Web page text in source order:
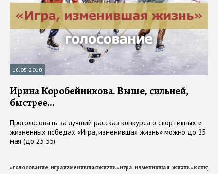
18.05.2018
Ирина Коробейникова. Выше, сильней,
быстрее…
Проголосовать за лучший рассказ конкурса о спортивных и
жизненных победах «Игра, изменившая жизнь» можно до 25
мая (до 23:55)
#голосование_играизменившаяжизнь#игра_изменившая_жизнь#